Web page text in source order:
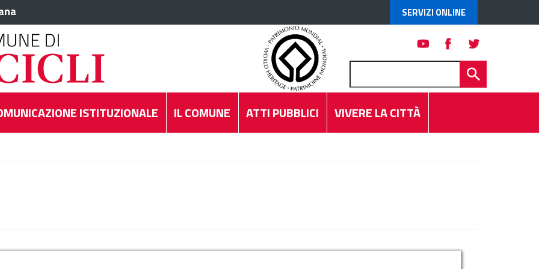
SERVIZI ONLINE
ISTITUZIONALE IL COMUNE ATTI PUBBLICI VIVERE LA CITTÀ